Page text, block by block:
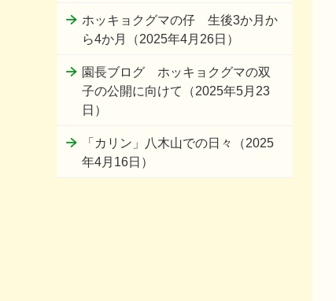
ホッキョクグマの仔 生後3か月か
ら4か月（2025年4月26日）
園長ブログ ホッキョクグマの双
子の公開に向けて（2025年5月23
日）
「カリン」八木山での日々（2025
年4月16日）